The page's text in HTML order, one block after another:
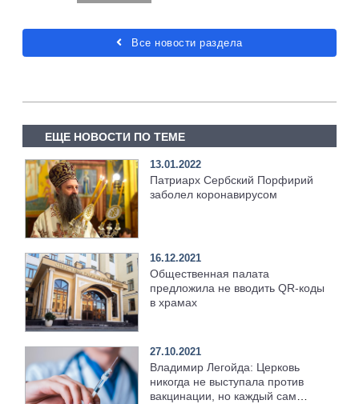
Все новости раздела
ЕЩЕ НОВОСТИ ПО ТЕМЕ
13.01.2022
Патриарх Сербский Порфирий
заболел коронавирусом
16.12.2021
Общественная палата
предложила не вводить QR-коды
в храмах
27.10.2021
Владимир Легойда: Церковь
никогда не выступала против
вакцинации, но каждый сам